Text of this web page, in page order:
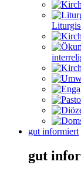
gut informiert
gut